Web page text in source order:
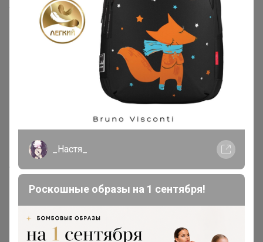
699р
SCHOTTIS ШОТТИС Жалюзи,
белый90x190 см
апгрейд хита СТЕКА
антипригарное покрытие
_Настя_
Роскошные образы на 1 сентября!